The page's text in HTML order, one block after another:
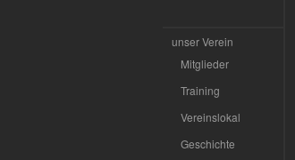
unser Verein
Mitglieder
Training
Vereinslokal
Geschichte